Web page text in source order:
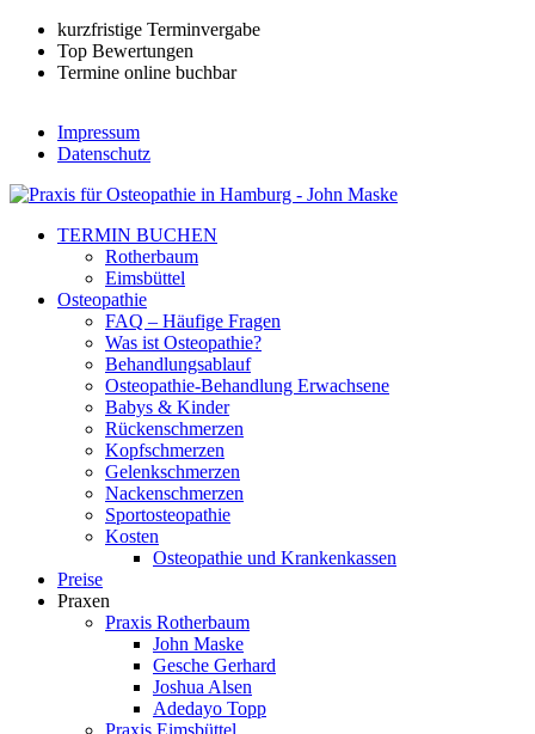
kurzfristige Terminvergabe
Top Bewertungen
Termine online buchbar
Impressum
Datenschutz
TERMIN BUCHEN
Rotherbaum
Eimsbüttel
Osteopathie
FAQ – Häufige Fragen
Was ist Osteopathie?
Behandlungsablauf
Osteopathie-Behandlung Erwachsene
Babys & Kinder
Rückenschmerzen
Kopfschmerzen
Gelenkschmerzen
Nackenschmerzen
Sportosteopathie
Kosten
Osteopathie und Krankenkassen
Preise
Praxen
Praxis Rotherbaum
John Maske
Gesche Gerhard
Joshua Alsen
Adedayo Topp
Praxis Eimsbüttel